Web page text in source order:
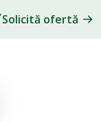
Solicită ofertă